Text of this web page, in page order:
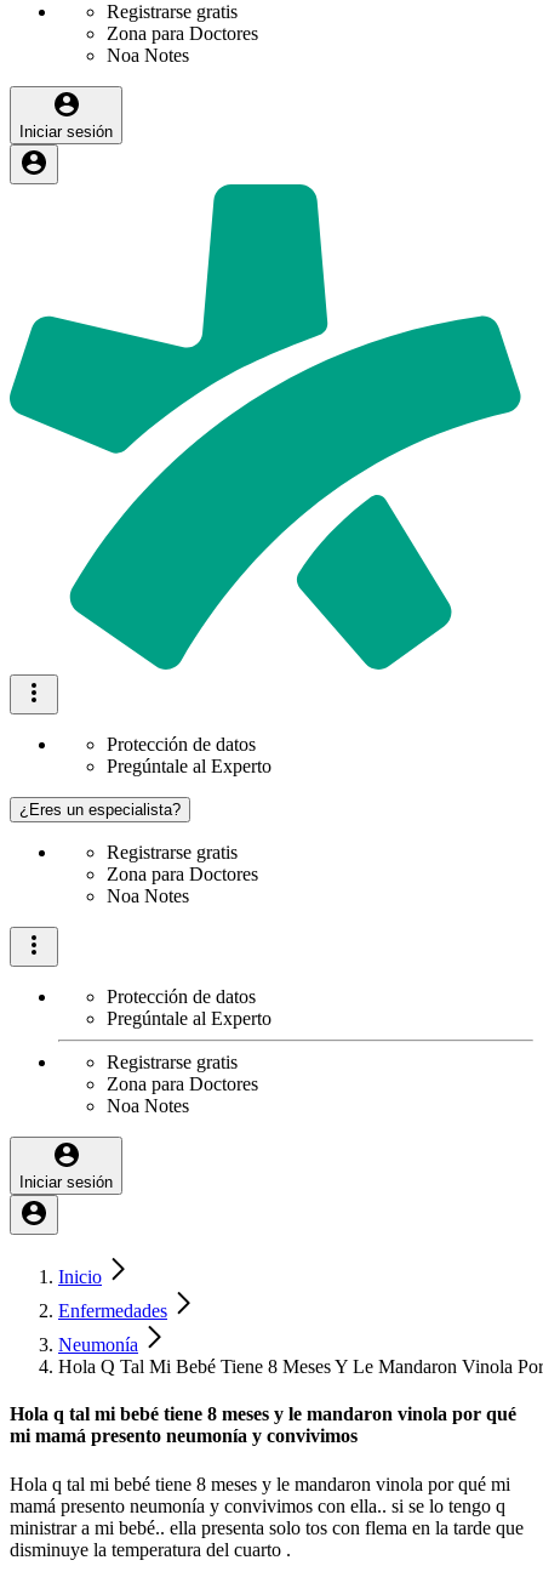
Registrarse gratis
Zona para Doctores
Noa Notes
Iniciar sesión
Protección de datos
Pregúntale al Experto
¿Eres un especialista?
Registrarse gratis
Zona para Doctores
Noa Notes
Protección de datos
Pregúntale al Experto
Registrarse gratis
Zona para Doctores
Noa Notes
Iniciar sesión
Inicio
Enfermedades
Neumonía
Hola Q Tal Mi Bebé Tiene 8 Meses Y Le Mandaron Vinola
Hola q tal mi bebé tiene 8 meses y le mandaron vinola por qué
mi mamá presento neumonía y convivimos
Hola q tal mi bebé tiene 8 meses y le mandaron vinola por qué mi
mamá presento neumonía y convivimos con ella.. si se lo tengo q
ministrar a mi bebé.. ella presenta solo tos con flema en la tarde que
disminuye la temperatura del cuarto .